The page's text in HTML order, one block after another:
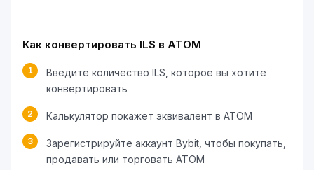
Как конвертировать ILS в ATOM
1
Введите количество ILS, которое вы хотите
конвертировать
2 Калькулятор покажет эквивалент в ATOM
3
Зарегистрируйте аккаунт Bybit, чтобы покупать,
продавать или торговать ATOM